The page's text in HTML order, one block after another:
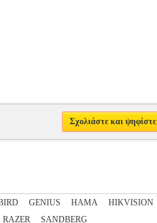
Σχολιάστε και ψηφίστε
GENIUS HAMA
HIKVISION
RAZER SANDBERG